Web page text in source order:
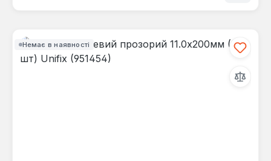
Немає в наявності